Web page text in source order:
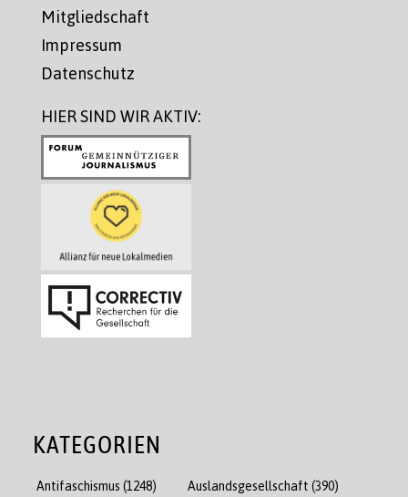
Mitgliedschaft
Impressum
Datenschutz
HIER SIND WIR AKTIV:
KATEGORIEN
Antifaschismus (1248) Auslandsgesellschaft (390)